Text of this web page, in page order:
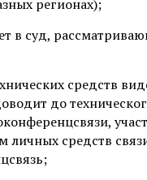
регионах);
в суд,
средств
до
личных средств